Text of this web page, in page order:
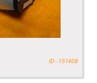
ID - 151408